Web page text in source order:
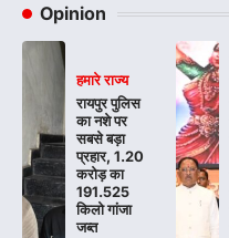
Opinion
हमारे राज्य
रायपुर पुलिस
का नशे पर
सबसे बड़ा
प्रहार, 1.20
करोड़ का
191.525
किलो गांजा
जब्त